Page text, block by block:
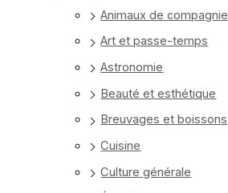
Animaux de compagnie
Art et passe-temps
Astronomie
Beauté et esthétique
Breuvages et boissons
Cuisine
Culture générale